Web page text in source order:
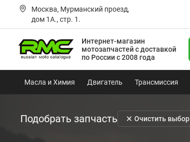
Москва, Мурманский проезд,
дом 1А., стр. 1.
Интернет-магазин
мотозапчастейс доставкой
по России с 2008 года
Масла и Химия Двигатель Трансмиссия
Подобрать запчасть Очистить выбор